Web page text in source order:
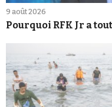
9 août 2026
Pourquoi RFK Jr a